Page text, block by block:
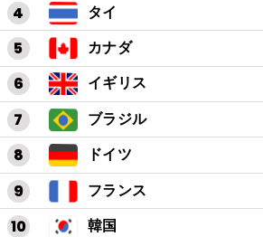
タイ
カナダ
イギリス
ブラジル
ドイツ
フランス
韓国